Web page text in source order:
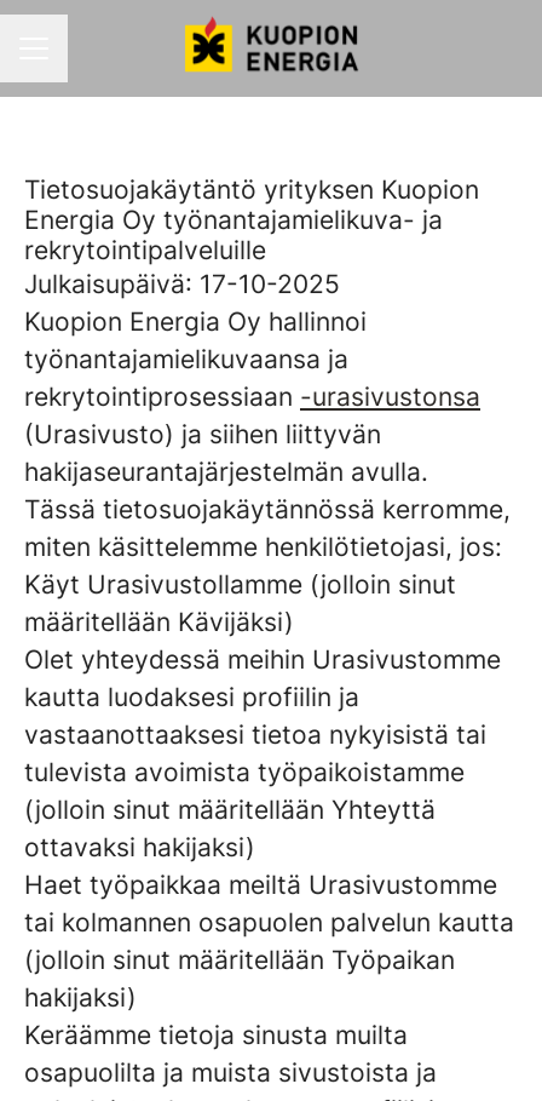
Tietosuojakäytäntö yrityksen Kuopion
Energia Oy työnantajamielikuva- ja
rekrytointipalveluille
Julkaisupäivä: 17-10-2025
Kuopion Energia Oy hallinnoi
työnantajamielikuvaansa ja
rekrytointiprosessiaan -urasivustonsa
(Urasivusto) ja siihen liittyvän
hakijaseurantajärjestelmän avulla.
Tässä tietosuojakäytännössä kerromme,
miten käsittelemme henkilötietojasi, jos:
Käyt Urasivustollamme (jolloin sinut
määritellään Kävijäksi)
Olet yhteydessä meihin Urasivustomme
kautta luodaksesi profiilin ja
vastaanottaaksesi tietoa nykyisistä tai
tulevista avoimista työpaikoistamme
(jolloin sinut määritellään Yhteyttä
ottavaksi hakijaksi)
Haet työpaikkaa meiltä Urasivustomme
tai kolmannen osapuolen palvelun kautta
(jolloin sinut määritellään Työpaikan
hakijaksi)
Keräämme tietoja sinusta muilta
osapuolilta ja muista sivustoista ja